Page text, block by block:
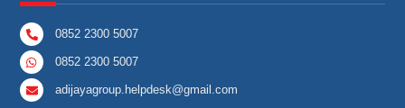
0852 2300 5007
0852 2300 5007
adijayagroup.helpdesk@gmail.com